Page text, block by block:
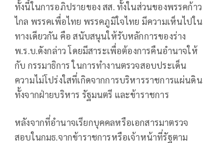
ทั้งนี้ในการอภิปรายของ สส. ทั้งในส่วนของพรรคก้าว
ไกล พรรคเพื่อไทย พรรคภูมิใจไทย มีความเห็นไปใน
ทางเดียวกัน คือ สนับสนุนให้รับหลักการของร่าง
พ.ร.บ.ดังกล่าว โดยมีสาระเพื่อต้องการคืนอำนาจให้
กับ กรรมาธิการ ในการทำงานตรวจสอบประเด็น
ความไม่โปร่งใสที่เกิดจากการบริหารราชการแผ่นดิน
ทั้งจากฝ่ายบริหาร รัฐมนตรี และข้าราชการ
หลังจากที่อำนาจเรียกบุคคลหรือเอกสารมาตรวจ
สอบในกมธ.จากข้าราชการหรือเจ้าหน้าที่รัฐตาม